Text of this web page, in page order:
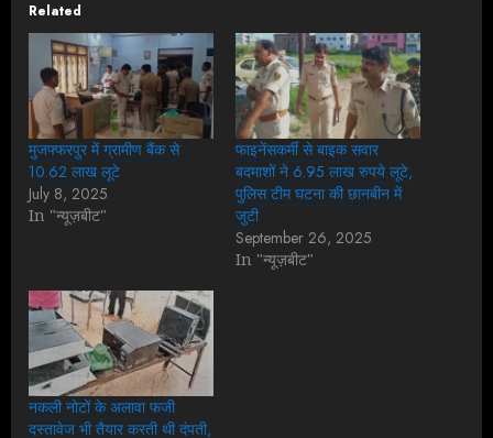
Related
मुजफ्फरपुर में ग्रामीण बैंक से
10.62 लाख लूटे
July 8, 2025
In "न्यूज़बीट"
फाइनेंसकर्मी से बाइक सवार
बदमाशों ने 6.95 लाख रुपये लूटे,
पुलिस टीम घटना की छानबीन में
जुटी
September 26, 2025
In "न्यूज़बीट"
नकली नोटों के अलावा फजी
दस्तावेज भी तैयार करती थी दंपती,